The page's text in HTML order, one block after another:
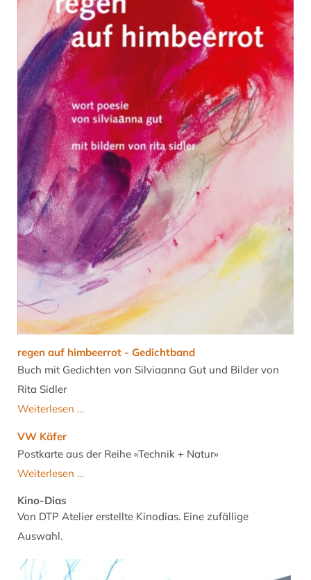
regen auf himbeerrot - Gedichtband
Buch mit Gedichten von Silviaanna Gut und Bilder von
Rita Sidler
Weiterlesen …regen
himbeerrot
VW Käfer
Postkarte aus der Reihe «Technik + Natur»
Weiterlesen …VW
Kino-Dias
Von DTP Atelier erstellte Kinodias. Eine zufällige
Auswahl.